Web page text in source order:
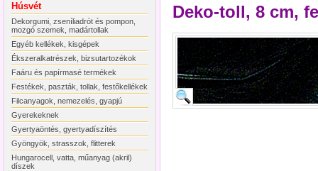
Húsvét
Dekorgumi, zseníliadrót és pompon,
mozgó szemek, madártollak
Egyéb kellékek, kisgépek
Ékszeralkatrészek, bizsutartozékok
Faáru és papírmasé termékek
Festékek, paszták, tollak, festőkellékek
Filcanyagok, nemezelés, gyapjú
Gyerekeknek
Gyertyaöntés, gyertyadíszítés
Gyöngyök, strasszok, flitterek
Hungarocell, vatta, műanyag (akril)
díszek
Deko-toll, 8 cm,